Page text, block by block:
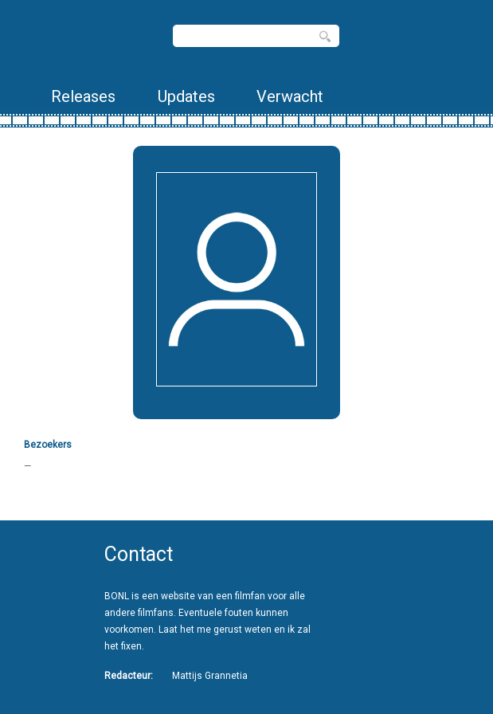
Releases Updates Verwacht
Bezoekers
—
Contact
BONL is een website van een filmfan voor alle
andere filmfans. Eventuele fouten kunnen
voorkomen. Laat het me gerust weten en ik zal
het fixen.
Redacteur: Mattijs Grannetia